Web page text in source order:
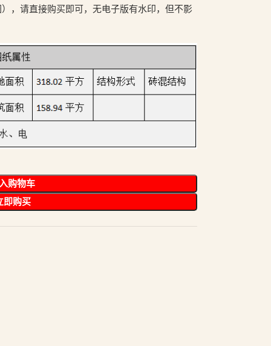
，请直接购买即可，无电子版有水印，但不影
购物车
即购买